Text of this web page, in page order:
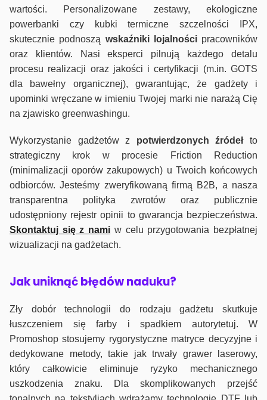
wartości. Personalizowane zestawy, ekologiczne
powerbanki czy kubki termiczne szczelności IPX,
skutecznie podnoszą wskaźniki lojalnościpracowników
oraz klientów. Nasi eksperci pilnują każdego detalu
procesu realizacji oraz jakości i certyfikacji (m.in. GOTS
dla bawełny organicznej), gwarantując, że gadżety i
upominki wręczane w imieniu Twojej marki nie narażą Cię
na zjawisko greenwashingu.
Wykorzystanie gadżetów z potwierdzonych źródełto
strategiczny krok w procesie Friction Reduction
(minimalizacji oporów zakupowych) u Twoich końcowych
odbiorców. Jesteśmy zweryfikowaną firmą B2B, a nasza
transparentna polityka zwrotów oraz publicznie
udostępniony rejestr opinii to gwarancja bezpieczeństwa.
Skontaktuj się z nami w celu przygotowania bezpłatnej
wizualizacji na gadżetach.
Jak uniknąć błędów naduku?
Zły dobór technologii do rodzaju gadżetu skutkuje
łuszczeniem się farby i spadkiem autorytetuj. W
Promoshop stosujemy rygorystyczne matryce decyzyjne i
dedykowane metody, takie jak trwały grawer laserowy,
który całkowicie eliminuje ryzyko mechanicznego
uszkodzenia znaku. Dla skomplikowanych przejść